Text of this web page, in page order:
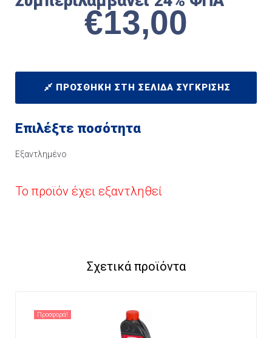
€13,00
ΠΡΟΣΘΉΚΗ ΣΤΗ ΣΕΛΊΔΑ ΣΎΓΚΡΙΣΗΣ
Επιλέξτε ποσότητα
Εξαντλημένο
Το προϊόν έχει εξαντληθεί
Σχετικά προϊόντα
Προσφορά!